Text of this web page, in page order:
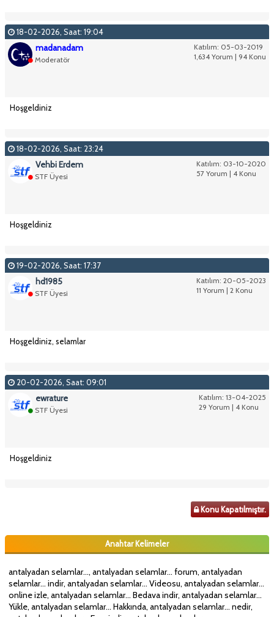
18-02-2026, Saat: 19:04
Katılım: 05-03-2019
1,634 Yorum | 94 Konu
madanadam
Moderatör
Hoşgeldiniz
18-02-2026, Saat: 23:24
Katılım: 03-10-2020
57 Yorum | 4 Konu
Vehbi Erdem
STF Üyesi
Hoşgeldiniz
19-02-2026, Saat: 17:37
Katılım: 20-05-2023
11 Yorum | 2 Konu
hd1985
STF Üyesi
Hoşgeldiniz, selamlar
20-02-2026, Saat: 09:01
Katılım: 13-04-2025
29 Yorum | 4 Konu
ewrature
STF Üyesi
Hoşgeldiniz
Konu Kapatılmıştır.
Anahtar Kelimeler
antalyadan selamlar..., antalyadan selamlar... forum, antalyadan
selamlar... indir, antalyadan selamlar... Videosu, antalyadan selamlar...
online izle, antalyadan selamlar... Bedava indir, antalyadan selamlar...
Yükle, antalyadan selamlar... Hakkında, antalyadan selamlar... nedir,